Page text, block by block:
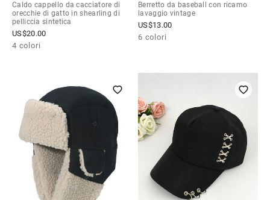
Caldo cappello da cacciatore di
orecchie di gatto in shearling di
pelliccia sintetica
US$20.00
4 colori
Berretto da baseball con ricamo
lavaggio vintage
US$13.00
6 colori